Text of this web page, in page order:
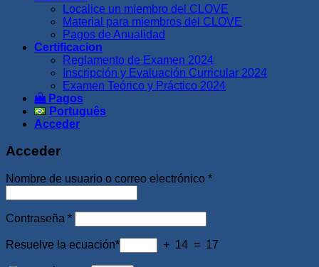
Localice un miembro del CLOVE
Material para miembros del CLOVE
Pagos de Anualidad
Certificacion
Reglamento de Examen 2024
Inscripción y Evaluación Curricular 2024
Examen Teórico y Práctico 2024
Pagos
Português
Acceder
Acceder
Nombre de usuario o correo electrónico *Obligatorio
Contraseña *Obligatorio
Resuelve la ecuación* + 14 = 17